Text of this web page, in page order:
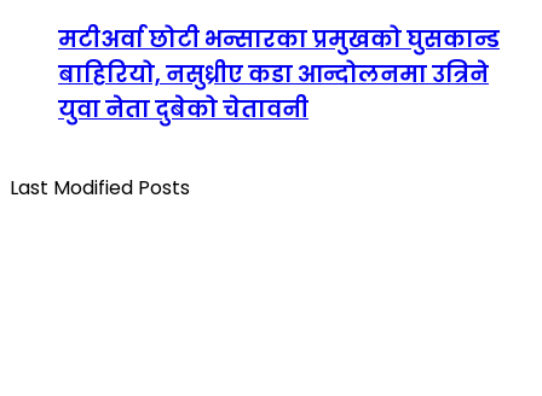
मटीअर्वा छोटी भन्सारका प्रमुखको घुसकान्ड
बाहिरियो, नसुध्रीए कडा आन्दोलनमा उत्रिने
युवा नेता दुबेको चेतावनी
Last Modified Posts